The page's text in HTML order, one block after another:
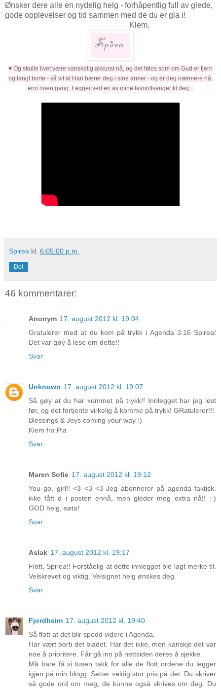
Ønsker dere alle en nydelig helg - forhåpentlig full av glede,
gode opplevelser og tid sammen med de du er gla i!
Klem,
♥ Og skulle livet være vanskelig akkurat nå, og det føles som om Gud er fjern
og langt borte - så vit at Han bærer deg i sine armer - og er deg nærmere nå,
enn noen gang. Legger ved en av mine favorittsanger til deg...
Spirea kl. 6:05:00 p.m.
Del
46 kommentarer:
Anonym 17. august 2012 kl. 19:04
Gratulerer med at du kom på trykk i Agenda 3:16 Spirea!
Det var gøy å lese om dette!!
Svar
Unknown 17. august 2012 kl. 19:07
Så gøy at du har kommet på trykk!! Innlegget har jeg lest
før, og det fortjente virkelig å komme på trykk! GRatulerer!!!
Blessings & Joys coming your way :)
Klem fra Pia
Svar
Maren Sofie 17. august 2012 kl. 19:12
You go, girl!! <3 <3 <3 Jeg abonnerer på agenda faktisk.
ikke fått d i posten ennå, men gleder meg extra nå!! :-)
GOD helg, søta!
Svar
Aslak 17. august 2012 kl. 19:17
Flott, Spirea!! Forståelig at dette innlegget ble lagt merke til.
Velskrevet og viktig. Velsignet helg ønskes deg.
Svar
Fjordheim 17. august 2012 kl. 19:40
Så flott at det blir spedd videre i Agenda.
Har vært borti det bladet. Har det ikke, men kanskje det var
noe å prioritere. Får gå inn på nettsiden deres å sjekke.
Må bare få si tusen takk for alle de flott ordene du legger
igjen på min blogg. Setter veldig stor pris på det. Du skriver
så gode ord om meg, de kunne også skrives om deg. Du